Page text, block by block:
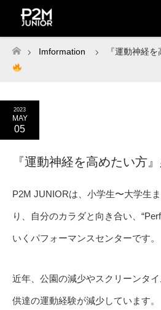
ホーム
Imformation 『運動神経
2023
MAY
05
『運動神経を高めたい方
P2M JUNIORは、小学生〜大学生
り、自分のカラダと向き合い、
いくパフォーマンスセンターです。
近年、公園の減少やスクリーンタ
供達の運動経験が減少しています。